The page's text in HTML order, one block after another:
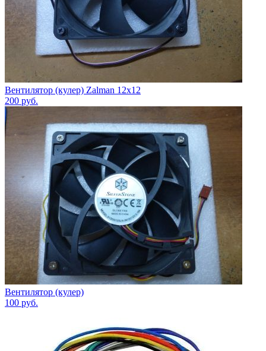
Вентилятор (кулер) Zalman 12х12
200 руб.
Вентилятор (кулер)
100 руб.